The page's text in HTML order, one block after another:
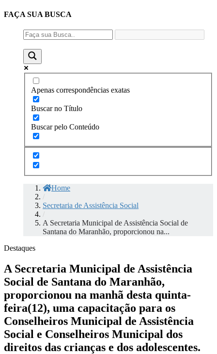
FAÇA SUA BUSCA
Apenas correspondências exatas
Buscar no Título
Buscar pelo Conteúdo
Home
/
Secretaria de Assistência Social
/
A Secretaria Municipal de Assistência Social de
Santana do Maranhão, proporcionou na...
Destaques
A Secretaria Municipal de Assistência
Social de Santana do Maranhão,
proporcionou na manhã desta quinta-
feira(12), uma capacitação para os
Conselheiros Municipal de Assistência
Social e Conselheiros Municipal dos
direitos das crianças e dos adolescentes.